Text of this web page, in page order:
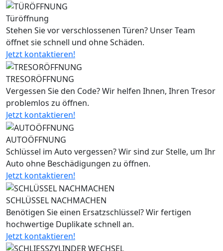
Türöffnung
Stehen Sie vor verschlossenen Türen? Unser Team
öffnet sie schnell und ohne Schäden.
Jetzt kontaktieren!
TRESORÖFFNUNG
Vergessen Sie den Code? Wir helfen Ihnen, Ihren Tresor
problemlos zu öffnen.
Jetzt kontaktieren!
AUTOÖFFNUNG
Schlüssel im Auto vergessen? Wir sind zur Stelle, um Ihr
Auto ohne Beschädigungen zu öffnen.
Jetzt kontaktieren!
SCHLÜSSEL NACHMACHEN
Benötigen Sie einen Ersatzschlüssel? Wir fertigen
hochwertige Duplikate schnell an.
Jetzt kontaktieren!